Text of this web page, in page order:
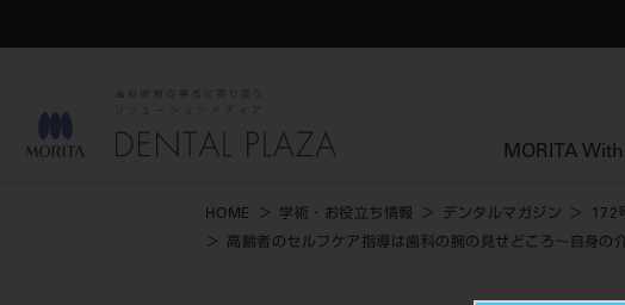
MORITA With
HOME 学術・お役立ち情報 デンタルマガジン
172
高齢者のセルフケア指導は歯科の腕の見せどころ～自身の